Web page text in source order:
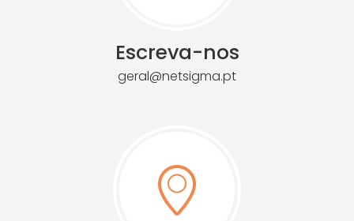
Escreva-nos
geral@netsigma.pt